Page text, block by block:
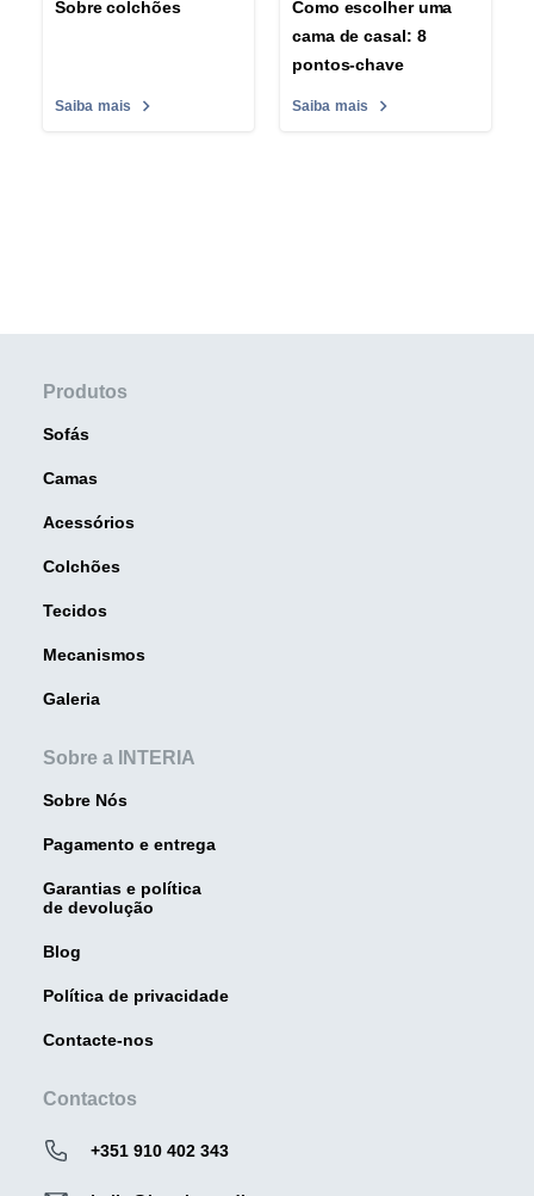
Sobre colchões
Saiba mais
Como escolher uma
cama de casal: 8
pontos-chave
Saiba mais
Produtos
Sofás
Camas
Acessórios
Colchões
Tecidos
Mecanismos
Galeria
Sobre a INTERIA
Sobre Nós
Pagamento e entrega
Garantias e política
de devolução
Blog
Política de privacidade
Contacte-nos
Contactos
+351 910 402 343